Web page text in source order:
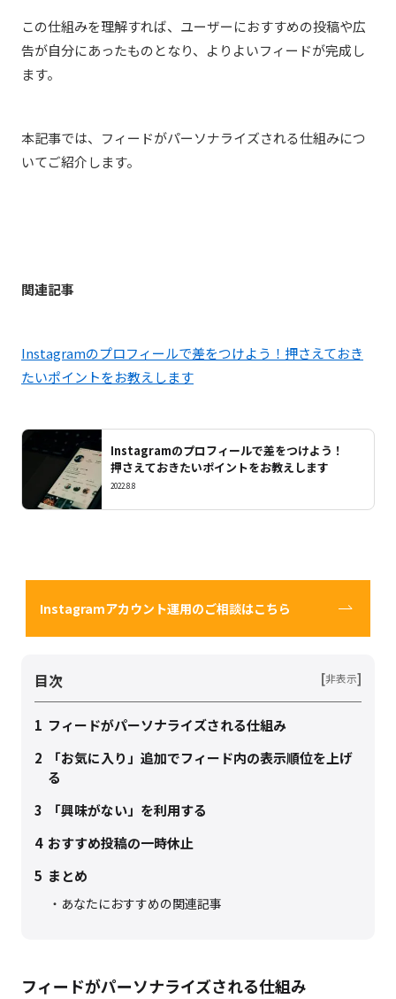
この仕組みを理解すれば、ユーザーにおすすめの投稿や広
告が自分にあったものとなり、よりよいフィードが完成し
ます。
本記事では、フィードがパーソナライズされる仕組みにつ
いてご紹介します。
関連記事
Instagramのプロフィールで差をつけよう！押さえておき
たいポイントをお教えします
Instagramのプロフィールで差をつけよう！
押さえておきたいポイントをお教えします
2022.8.8
Instagramアカウント運用のご相談はこちら
目次 [非表示]
1 フィードがパーソナライズされる仕組み
2
「お気に入り」追加でフィード内の表示順位を上げ
る
3
「興味がない」を利用する
4 おすすめ投稿の一時休止
5 まとめ
あなたにおすすめの関連記事
フィードがパーソナライズされる仕組み